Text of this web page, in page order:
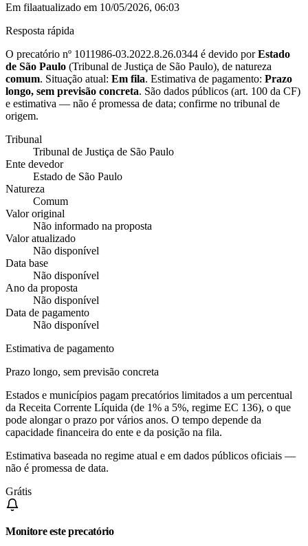
Em filaatualizado em 10/05/2026, 06:03
Resposta rápida
O precatório nº 1011986-03.2022.8.26.0344 é devido porEstado
de São Paulo (Tribunal de Justiça de São Paulo), de natureza
comum. Situação atual: Em fila. Estimativa de pagamento: Prazo
longo, sem previsão concreta. São dados públicos (art. 100 da CF)
e estimativa — não é promessa de data; confirme no tribunal de
origem.
Tribunal
Tribunal de Justiça de São Paulo
Ente devedor
Estado de São Paulo
Natureza
Comum
Valor original
Não informado na proposta
Valor atualizado
Não disponível
Data base
Não disponível
Ano da proposta
Não disponível
Data de pagamento
Não disponível
Estimativa de pagamento
Prazo longo, sem previsão concreta
Estados e municípios pagam precatórios limitados a um percentual
da Receita Corrente Líquida (de 1% a 5%, regime EC 136), o que
pode alongar o prazo por vários anos. O tempo depende da
capacidade financeira do ente e da posição na fila.
Estimativa baseada no regime atual e em dados públicos oficiais —
não é promessa de data.
Grátis
Monitore este precatório